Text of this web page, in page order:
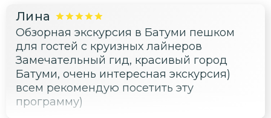
Лина
Обзорная экскурсия в Батуми пешком
для гостей с круизных лайнеров
Замечательный гид, красивый город
Батуми, очень интересная экскурсия)
всем рекомендую посетить эту
программу)